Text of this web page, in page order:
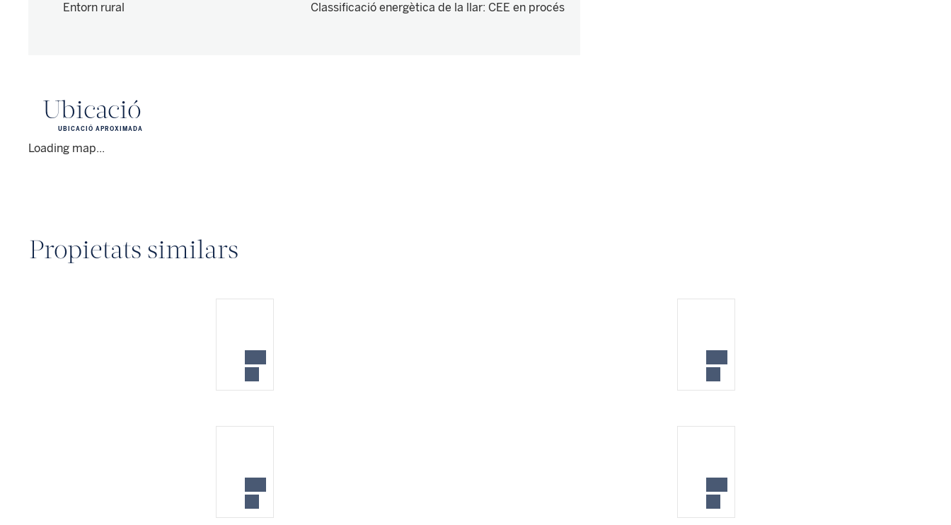
Entorn rural
Classificació energètica de la llar: CEE en procés
Ubicació
Loading map...
UBICACIÓ APROXIMADA
Propietats similars